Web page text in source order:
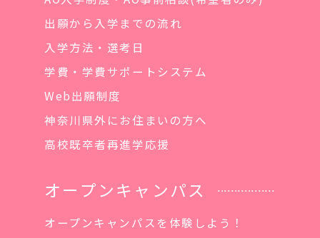
出願から入学までの流れ
入学方法・選考日
学費・学費サポートシステム
Web出願制度
神奈川県外にお住まいの方へ
高校既卒者再進学応援
オープンキャンパス
オープンキャンパスを体験しよう！